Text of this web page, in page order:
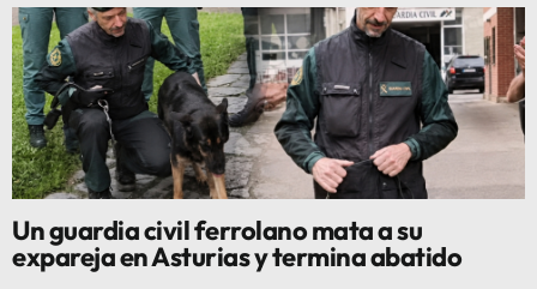
Un guardia civil ferrolano mata a su
expareja en Asturias y termina abatido